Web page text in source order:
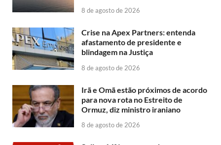
8 de agosto de 2026
Crise na Apex Partners: entenda
afastamento de presidente e
blindagem na Justiça
8 de agosto de 2026
Irã e Omã estão próximos de acordo
para nova rota no Estreito de
Ormuz, diz ministro iraniano
8 de agosto de 2026